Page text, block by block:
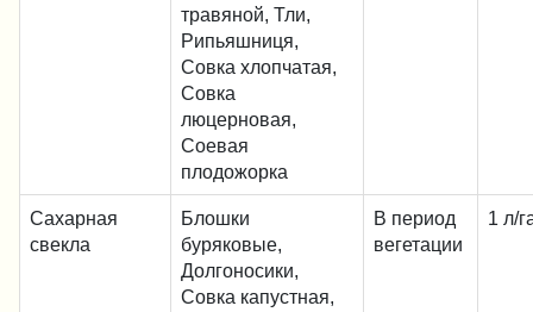
травяной, Тли,
Рипьяшниця,
Совка хлопчатая,
Совка
люцерновая,
Соевая
плодожорка
Сахарная
свекла
Блошки
буряковые,
Долгоносики,
Совка капустная,
В период
вегетации
1 л/